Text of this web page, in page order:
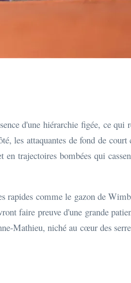
d'une hiérarchie figée, ce qui
les attaquantes de fond de court
en trajectoires bombées qui
rapides comme le gazon de
faire preuve d'une grande
Mathieu, niché au cœur des